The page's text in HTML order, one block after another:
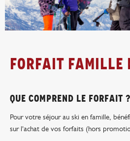
forfait famille
QUE COMPREND LE FORFAIT ?
Pour votre séjour au ski en famille,
sur l'achat de vos forfaits (hors